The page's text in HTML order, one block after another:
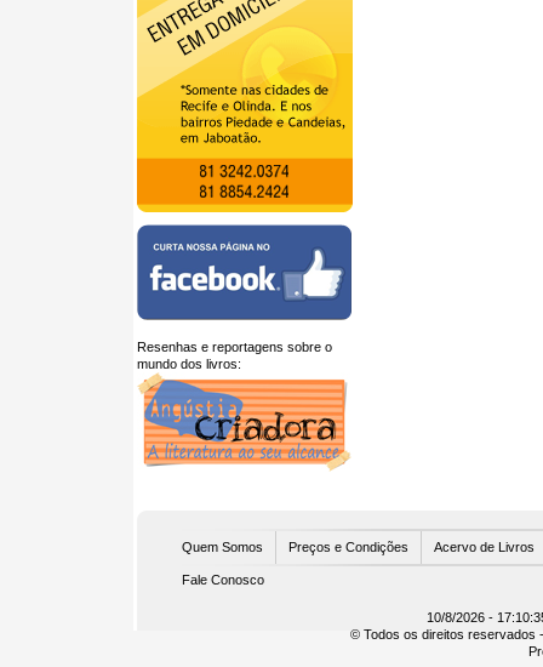
Resenhas e reportagens sobre o
mundo dos livros:
Quem Somos Preços e Condições Acervo de Livros
Fale Conosco
10/8/2026 -
© Todos os direitos reservados